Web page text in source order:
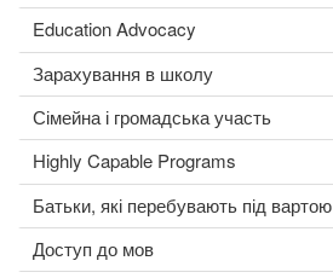
Education Advocacy
Зарахування в школу
Сімейна і громадська участь
Highly Capable Programs
Батьки, які перебувають під вартою
Доступ до мов